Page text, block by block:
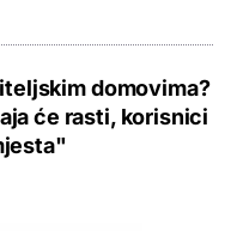
domovima?
će rasti, korisnici